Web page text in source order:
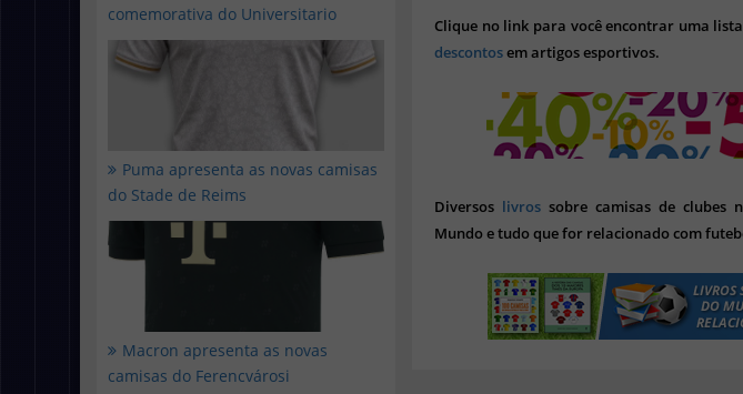
comemorativa do Universitario
Puma apresenta as novas camisas
do Stade de Reims
Macron apresenta as novas
camisas do Ferencvárosi
Clique no link para você encontrar uma
descontosem artigos esportivos.
Diversos livros sobre camisas de clubes
Mundo e tudo que for relacionado com